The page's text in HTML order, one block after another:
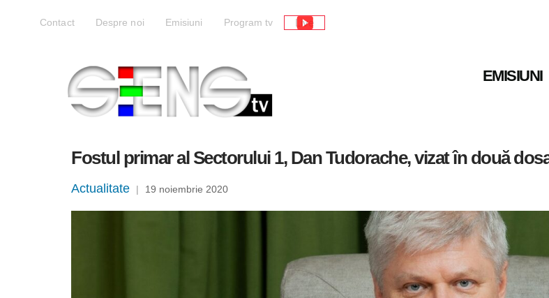
Contact Despre noi Emisiuni Program tv Live
EMISIUNI
Fostul primar al Sectorului 1, Dan Tudorache, vizat în două
Actualitate | 19 noiembrie 2020